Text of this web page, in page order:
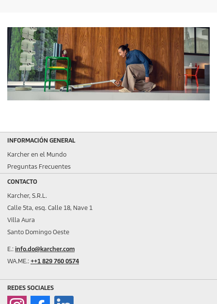
INFORMACIÓN GENERAL
Karcher en el Mundo
Preguntas Frecuentes
CONTACTO
Karcher, S.R.L.
Calle 5ta, esq. Calle 18, Nave 1
Villa Aura
Santo Domingo Oeste
E.: info.do@karcher.com
WA.ME.: ++1 829 760 0574
REDES SOCIALES